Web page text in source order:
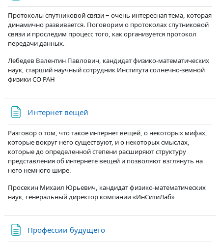
Протоколы спутниковой связи ‒ очень интересная тема, которая
динамично развивается. Поговорим о протоколах спутниковой
связи и проследим процесс того, как организуется протокол
передачи данных.
Лебедев Валентин Павлович, кандидат физико-математических
наук, старший научный сотрудник Института солнечно-земной
физики СО РАН
Интернет вещей
Разговор о том, что такое интернет вещей, о некоторых мифах,
которые вокруг него существуют, и о некоторых смыслах,
которые до определенной степени расширяют структуру
представления об интернете вещей и позволяют взглянуть на
него немного шире.
Просекин Михаил Юрьевич, кандидат физико-математических
наук, генеральный директор компании «ИнСитиЛаб»
Профессии будущегоСтраница